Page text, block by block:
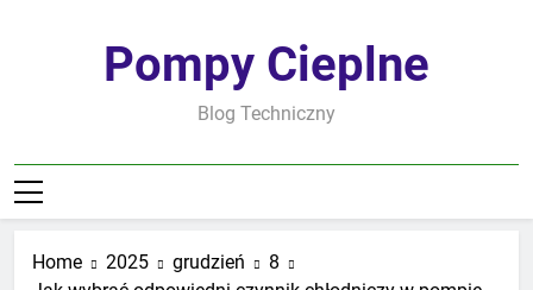
Pompy Cieplne
Blog Techniczny
Home 2025 grudzień
8